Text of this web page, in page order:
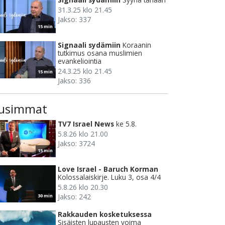
15 min
31.3.25 klo 21.45
Jakso: 337
15 min
Signaali sydämiin Koraanin
tutkimus osana muslimien
evankeliointia
24.3.25 klo 21.45
Jakso: 336
15 min
TV7 Israel News ke 5.8.
5.8.26 klo 21.00
Jakso: 3724
30 min
Love Israel - Baruch Korman
Kolossalaiskirje. Luku 3, osa 4/4
5.8.26 klo 20.30
Jakso: 242
Rakkauden kosketuksessa
Sisäisten lupausten voima